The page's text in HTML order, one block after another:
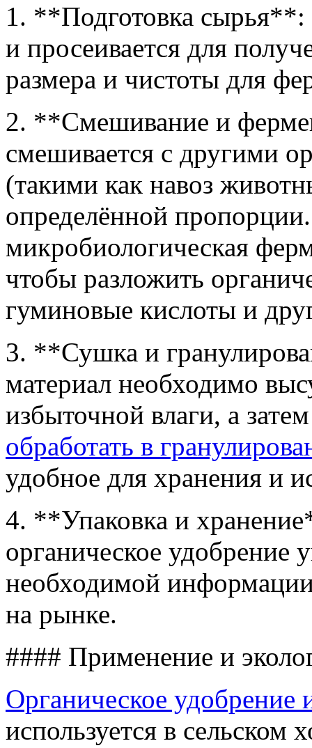
1. **Подготовка сырья**:
и просеивается для
размера и чистоты для
2. **Смешивание и
смешивается с другими
(такими как навоз
определённой
микробиологическая
чтобы разложить
гуминовые кислоты и
3. **Сушка и
материал необходимо
избыточной влаги, а
обработать в
удобное для хранения и
4. **Упаковка и
органическое удобрение
необходимой
на рынке.
#### Применение и
Органическое удобрение
используется в сельском